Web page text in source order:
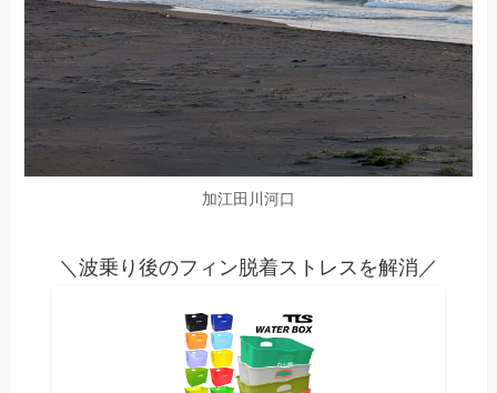
加江田川河口
＼波乗り後のフィン脱着ストレスを解消／